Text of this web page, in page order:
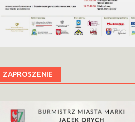
ZAPROSZENIE